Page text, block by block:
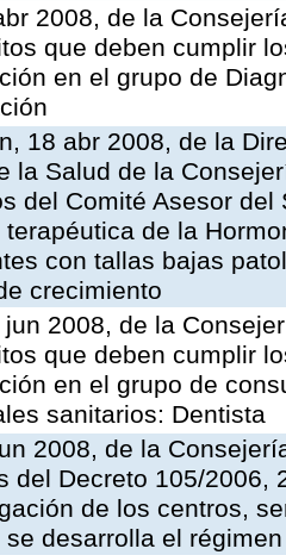
2008, de la
que deben cumplir
en el grupo de
18 abr 2008, de la
la Salud de la
del Comité Asesor
de la
con tallas bajas
crecimiento
jun 2008, de la
que deben cumplir
en el grupo de
sanitarios: Dentista
2008, de la
del Decreto 105/2006,
de los centros,
se desarrolla el